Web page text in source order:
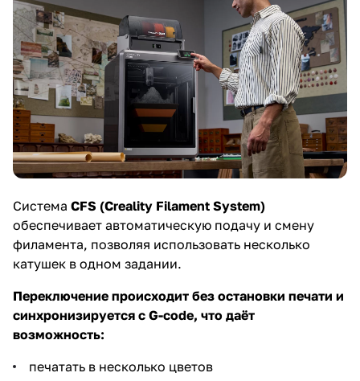
Система CFS (Creality Filament System)
обеспечивает автоматическую подачу и смену
филамента, позволяя использовать несколько
катушек в одном задании.
Переключение происходит без остановки печати и
синхронизируется с G-code, что даёт
возможность:
печатать в несколько цветов